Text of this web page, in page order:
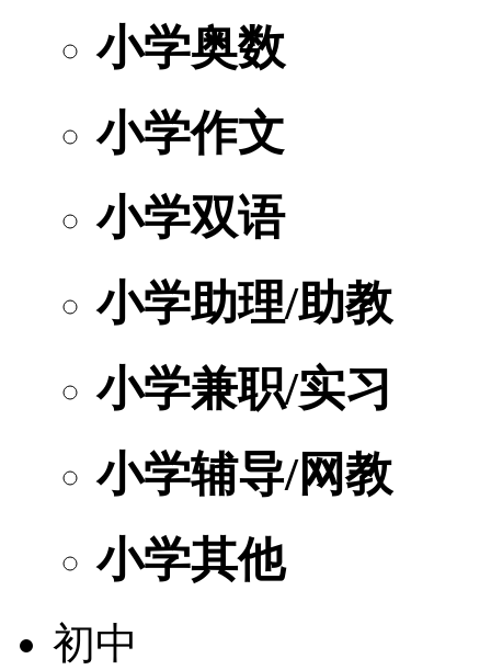
小学奥数
小学作文
小学双语
小学助理/助教
小学兼职/实习
小学辅导/网教
小学其他
初中